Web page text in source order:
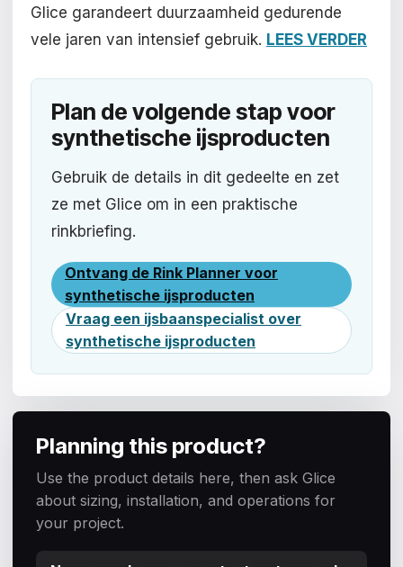
Glice garandeert duurzaamheid gedurende
vele jaren van intensief gebruik. LEES VERDER
Plan de volgende stap voor
synthetische ijsproducten
Gebruik de details in dit gedeelte en zet
ze met Glice om in een praktische
rinkbriefing.
Ontvang de Rink Planner voor
synthetische ijsproducten
Vraag een ijsbaanspecialist over
synthetische ijsproducten
Planning this product?
Use the product details here, then ask Glice
about sizing, installation, and operations for
your project.